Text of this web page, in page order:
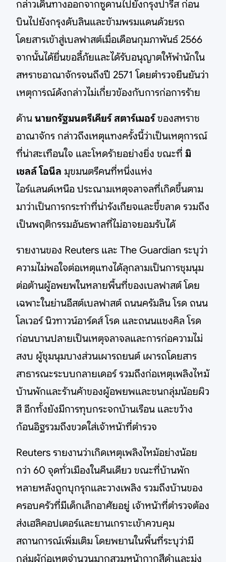
กล่าวเดินทางออกจากซูดานไปยังกรุงปารีส ก่อน
บินไปยังกรุงดับลินและข้ามพรมแดนด้วยรถ
โดยสารเข้าสู่เบลฟาสต์เมื่อเดือนกุมภาพันธ์ 2566
จากนั้นได้ยื่นขอลี้ภัยและได้รับอนุญาตให้พำนักใน
สหราชอาณาจักรจนถึงปี 2571 โดยตำรวจยืนยันว่า
เหตุการณ์ดังกล่าวไม่เกี่ยวข้องกับการก่อการร้าย
ด้าน นายกรัฐมนตรีเคียร์ สตาร์เมอร์ของสหราช
อาณาจักร กล่าวถึงเหตุแทงครั้งนี้ว่าเป็นเหตุการณ์
ที่น่าสะเทือนใจ และโหดร้ายอย่างยิ่ง ขณะที่ มิ
เชลล์ โอนีล มุขมนตรีคนที่หนึ่งแห่ง
ไอร์แลนด์เหนือ ประณามเหตุจลาจลที่เกิดขึ้นตาม
มาว่าเป็นการกระทำที่น่ารังเกียจและขี้ขลาด รวมถึง
เป็นพฤติกรรมอันธพาลที่ไม่อาจยอมรับได้
รายงานของ Reuters และ The Guardian ระบุว่า
ความไม่พอใจต่อเหตุแทงได้ลุกลามเป็นการชุมนุม
ต่อต้านผู้อพยพในหลายพื้นที่ของเบลฟาสต์ โดย
เฉพาะในย่านอีสต์เบลฟาสต์ ถนนครัมลิน โรด ถนน
โลเวอร์ นิวทาวน์อาร์ดส์ โรด และถนนแชงคิล โรด
ก่อนบานปลายเป็นเหตุจลาจลและการก่อความไม่
สงบ ผู้ชุมนุมบางส่วนเผารถยนต์ เผารถโดยสาร
สาธารณะระบบกลายเดอร์ รวมถึงก่อเหตุเพลิงไหม้
บ้านพักและร้านค้าของผู้อพยพและชนกลุ่มน้อยผิว
สี อีกทั้งยังมีการทุบกระจกบ้านเรือน และขว้าง
ก้อนอิฐรวมถึงขวดใส่เจ้าหน้าที่ตำรวจ
Reuters รายงานว่าเกิดเหตุเพลิงไหม้อย่างน้อย
กว่า 60 จุดทั่วเมืองในคืนเดียว ขณะที่บ้านพัก
หลายหลังถูกบุกรุกและวางเพลิง รวมถึงบ้านของ
ครอบครัวที่มีเด็กเล็กอาศัยอยู่ เจ้าหน้าที่ตำรวจต้อง
ส่งเฮลิคอปเตอร์และยานเกราะเข้าควบคุม
สถานการณ์เพิ่มเติม โดยพยานในพื้นที่ระบุว่ามี
กลุ่มผู้ก่อเหตุจำนวนมากสวมหน้ากากสีดำและมุ่ง